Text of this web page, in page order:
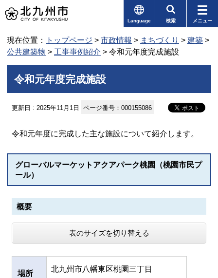
Language 検索 メニュー
現在位置： トップページ > 市政情報 > まちづくり > 建築 >
公共建築物 > 工事事例紹介 > 令和元年度完成施設
令和元年度完成施設
更新日 : 2025年11月1日 ページ番号：000155086
令和元年度に完成した主な施設について紹介します。
グローバルマーケットアクアパーク桃園（桃園市民プ
ール）
概要
表のサイズを切り替える
場所
北九州市八幡東区桃園三丁目